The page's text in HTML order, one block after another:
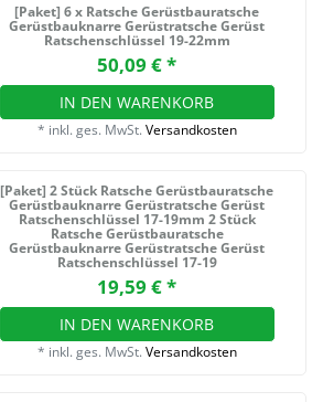
[Paket] 6 x Ratsche Gerüstbauratsche
Gerüstbauknarre Gerüstratsche Gerüst
Ratschenschlüssel 19-22mm
50,09 € *
IN DEN WARENKORB
* inkl. ges. MwSt. Versandkosten
[Paket] 2 Stück Ratsche Gerüstbauratsche
Gerüstbauknarre Gerüstratsche Gerüst
Ratschenschlüssel 17-19mm 2 Stück
Ratsche Gerüstbauratsche
Gerüstbauknarre Gerüstratsche Gerüst
Ratschenschlüssel 17-19
19,59 € *
IN DEN WARENKORB
* inkl. ges. MwSt. Versandkosten